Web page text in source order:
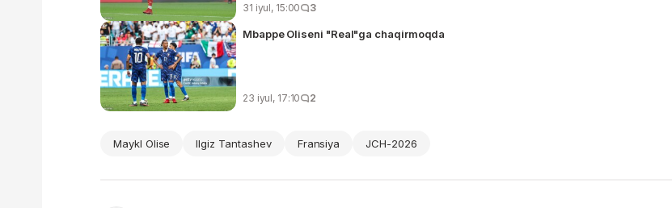
31 iyul, 15:00 3
Mbappe Oliseni "Real"ga chaqirmoqda
23 iyul, 17:10 2
Maykl Olise Ilgiz Tantashev Fransiya JCH-2026